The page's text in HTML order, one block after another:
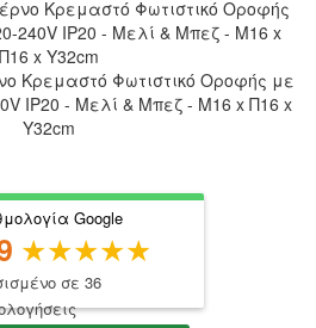
Κρεμαστό Φωτιστικό Οροφής με
IP20 - Μελί & Μπεζ - Μ16 x Π16 x
Υ32cm
Google
σε 36